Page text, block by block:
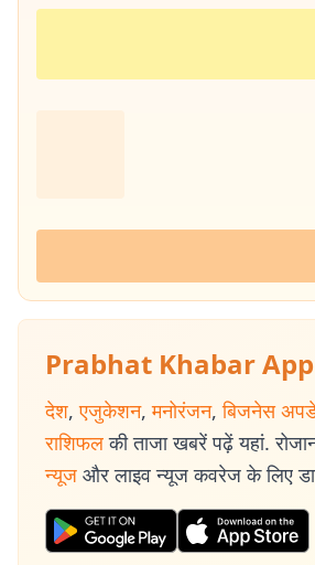
Prabhat Khabar
देश, एजुकेशन, मनोरंजन, बिजनेस
राशिफल की ताजा खबरें पढ़ें यहां.
न्यूज और लाइव न्यूज कवरेज के लिए